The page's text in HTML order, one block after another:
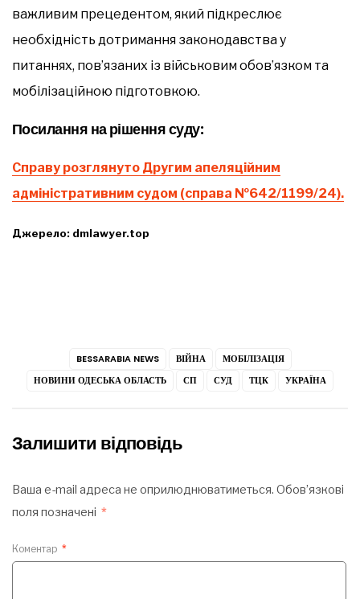
важливим прецедентом, який підкреслює
необхідність дотримання законодавства у
питаннях, пов’язаних із військовим обов’язком та
мобілізаційною підготовкою.
Посилання на рішення суду:
Справу розглянуто Другим апеляційним
адміністративним судом (справа №642/1199/24).
Джерело: dmlawyer.top
BESSARABIA NEWS ВІЙНА
МОБІЛІЗАЦІЯ
НОВИНИ ОДЕСЬКА ОБЛАСТЬ
СП СУД ТЦК УКРАЇНА
Залишити відповідь
Ваша e-mail адреса не оприлюднюватиметься. Обов’язкові
поля позначені *
Коментар *